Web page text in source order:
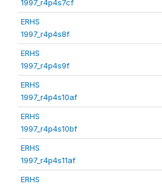
1997_r4p4s7cf
ERHS
1997_r4p4s8f
ERHS
1997_r4p4s9f
ERHS
1997_r4p4s10af
ERHS
1997_r4p4s10bf
ERHS
1997_r4p4s11af
ERHS